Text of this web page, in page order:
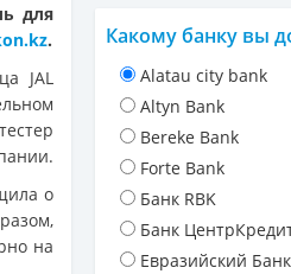
для
.
JAL
о
на
Какому банку вы
Alatau city bank
Altyn Bank
Bereke Bank
Forte Bank
Банк RBK
Банк
Евразийский Банк